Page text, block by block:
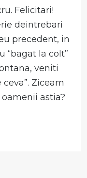
Felicitari!
deintrebari
precedent, in
“bagat la colt”
veniti
Ziceam
astia?